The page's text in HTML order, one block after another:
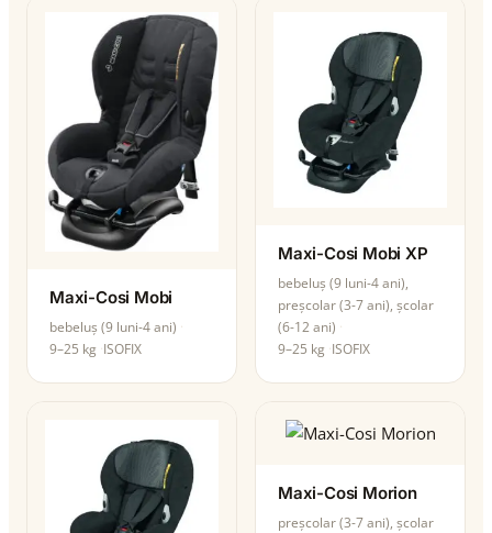
Maxi-Cosi Mobi
bebeluș (9 luni-4 ani)
9–25 kg ISOFIX
Maxi-Cosi Mobi XP
bebeluș (9 luni-4 ani),
preșcolar (3-7 ani), școlar
(6-12 ani)
9–25 kg ISOFIX
Maxi-Cosi Morion
preșcolar (3-7 ani), școlar